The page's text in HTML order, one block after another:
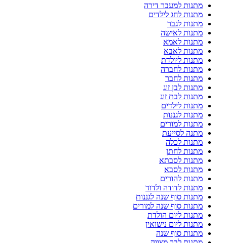
מתנות למעבר דירה
מתנות לחג לילדים
מתנות לגבר
מתנות לאישה
מתנות לאמא
מתנות לאבא
מתנות ליולדת
מתנות לחברה
מתנות לחבר
מתנות לבן זוג
מתנות לבת זוג
מתנות לילדים
מתנות לגננות
מתנות למורים
מתנה לסייעת
מתנות לכלה
מתנות לחתן
מתנות לסבתא
מתנות לסבא
מתנות להורים
מתנות לדודה ולדוד
מתנות סוף שנה לגננות
מתנות סוף שנה למורים
מתנות ליום הולדת
מתנות ליום נישואין
מתנות סוף שנה